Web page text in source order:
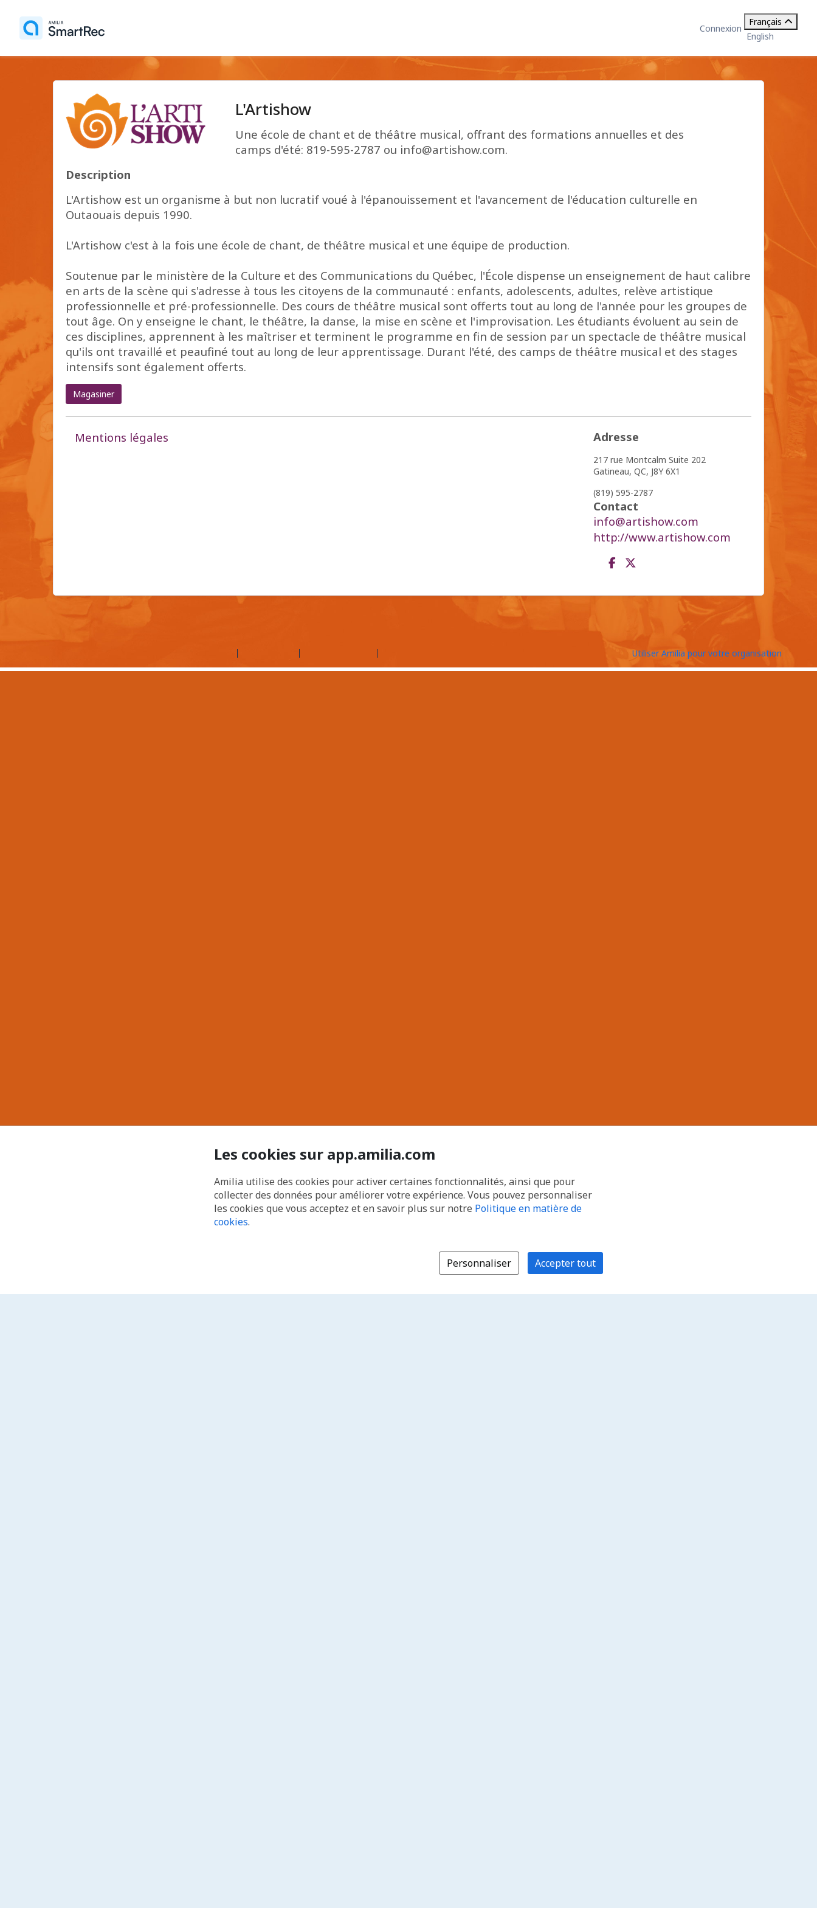
Connexion
Français
English
L'Artishow
Une école de chant et de théâtre musical, offrant des formations annuelles et des
camps d'été: 819-595-2787 ou info@artishow.com.
Description
L'Artishow est un organisme à but non lucratif voué à l'épanouissement et l'avancement de l'éducation culturelle en
Outaouais depuis 1990.
L'Artishow c'est à la fois une école de chant, de théâtre musical et une équipe de production.
Soutenue par le ministère de la Culture et des Communications du Québec, l'École dispense un enseignement de haut calibre
en arts de la scène qui s'adresse à tous les citoyens de la communauté : enfants, adolescents, adultes, relève artistique
professionnelle et pré-professionnelle. Des cours de théâtre musical sont offerts tout au long de l'année pour les groupes de
tout âge. On y enseigne le chant, le théâtre, la danse, la mise en scène et l'improvisation. Les étudiants évoluent au sein de
ces disciplines, apprennent à les maîtriser et terminent le programme en fin de session par un spectacle de théâtre musical
qu'ils ont travaillé et peaufiné tout au long de leur apprentissage. Durant l'été, des camps de théâtre musical et des stages
intensifs sont également offerts.
Magasiner
Mentions légales Adresse
217 rue Montcalm Suite 202
Gatineau, QC, J8Y 6X1
(819) 595-2787
Contact
info@artishow.com
http://www.artishow.com
Utiliser Amilia pour votre organisation
Les cookies sur app.amilia.com
Amilia utilise des cookies pour activer certaines fonctionnalités, ainsi que pour
collecter des données pour améliorer votre expérience. Vous pouvez personnaliser
les cookies que vous acceptez et en savoir plus sur notre Politique en matière de
cookies.
Personnaliser Accepter tout